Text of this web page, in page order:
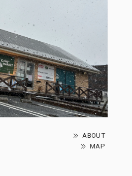
ABOUT
MAP